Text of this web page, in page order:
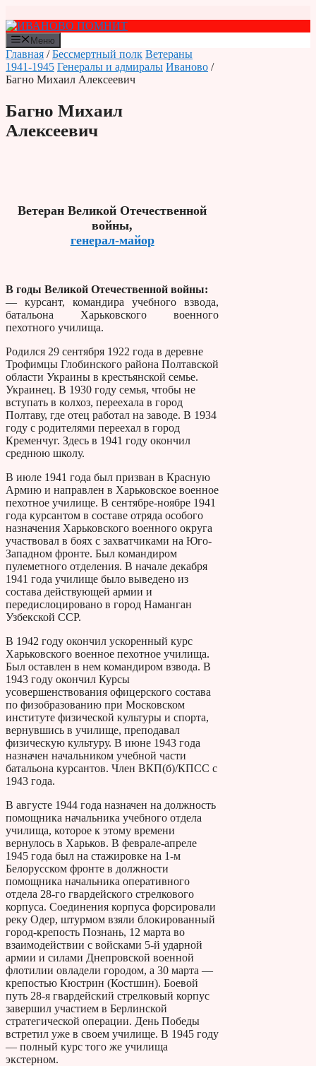
к
содержимому
Меню
Главная /Бессмертный полк Ветераны
1941-1945 Генералы и адмиралы Иваново /
Багно Михаил Алексеевич
Багно Михаил
Алексеевич
Ветеран Великой Отечественной
войны,
генерал-майор
В годы Великой Отечественной войны:
— курсант, командира учебного взвода,
батальона Харьковского военного
пехотного училища.
Родился 29 сентября 1922 года в деревне
Трофимцы Глобинского района Полтавской
области Украины в крестьянской семье.
Украинец. В 1930 году семья, чтобы не
вступать в колхоз, переехала в город
Полтаву, где отец работал на заводе. В 1934
году с родителями переехал в город
Кременчуг. Здесь в 1941 году окончил
среднюю школу.
В июле 1941 года был призван в Красную
Армию и направлен в Харьковское военное
пехотное училище. В сентябре-ноябре 1941
года курсантом в составе отряда особого
назначения Харьковского военного округа
участвовал в боях с захватчиками на Юго-
Западном фронте. Был командиром
пулеметного отделения. В начале декабря
1941 года училище было выведено из
состава действующей армии и
передислоцировано в город Наманган
Узбекской ССР.
В 1942 году окончил ускоренный курс
Харьковского военное пехотное училища.
Был оставлен в нем командиром взвода. В
1943 году окончил Курсы
усовершенствования офицерского состава
по физобразованию при Московском
институте физической культуры и спорта,
вернувшись в училище, преподавал
физическую культуру. В июне 1943 года
назначен начальником учебной части
батальона курсантов. Член ВКП(б)/КПСС с
1943 года.
В августе 1944 года назначен на должность
помощника начальника учебного отдела
училища, которое к этому времени
вернулось в Харьков. В феврале-апреле
1945 года был на стажировке на 1-м
Белорусском фронте в должности
помощника начальника оперативного
отдела 28-го гвардейского стрелкового
корпуса. Соединения корпуса форсировали
реку Одер, штурмом взяли блокированный
город-крепость Познань, 12 марта во
взаимодействии с войсками 5-й удар­ной
армии и силами Днепровской военной
флотилии овладели городом, а 30 марта —
крепостью Кюстрин (Костшин). Боевой
путь 28-я гвардейский стрелковый корпус
завершил участием в Берлинской
стратегической операции. День Победы
встретил уже в своем училище. В 1945 году
— полный курс того же училища
экстерном.